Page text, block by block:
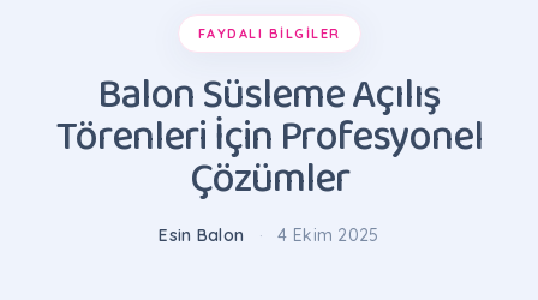
FAYDALI BILGILER
Balon Süsleme Açılış
Törenleri İçin Profesyonel
Çözümler
Esin Balon · 4 Ekim 2025